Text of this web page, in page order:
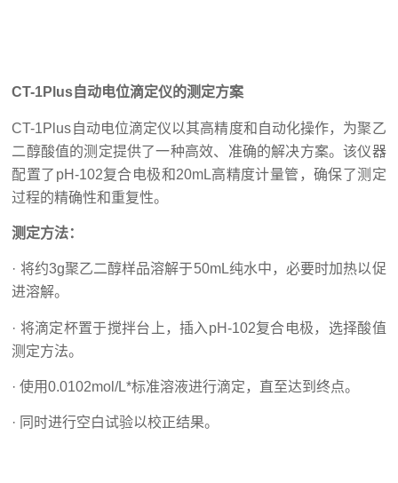
CT-1Plus自动电位滴定仪的测定方案
CT-1Plus自动电位滴定仪以其高精度和自动化操作，为聚乙
二醇酸值的测定提供了一种高效、准确的解决方案。该仪器
配置了pH-102复合电极和20mL高精度计量管，确保了测定
过程的精确性和重复性。
测定方法：
· 将约3g聚乙二醇样品溶解于50mL纯水中，必要时加热以促
进溶解。
· 将滴定杯置于搅拌台上，插入pH-102复合电极，选择酸值
测定方法。
· 使用0.0102mol/L*标准溶液进行滴定，直至达到终点。
· 同时进行空白试验以校正结果。